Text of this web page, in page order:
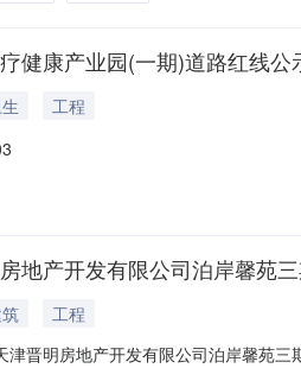
健康产业园(一期)道路红线公
工程
地产开发有限公司泊岸馨苑
工程
津晋明房地产开发有限公司泊岸馨苑